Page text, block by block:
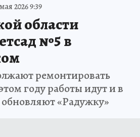
2026 9:39
области
№5 в
ремонтировать
году работы идут и в
«Радужку»